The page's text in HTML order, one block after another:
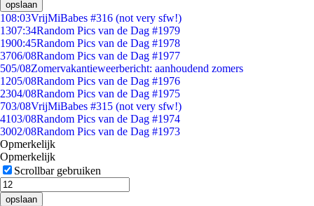
opslaan
108:03VrijMiBabes #316 (not very sfw!)
1307:34Random Pics van de Dag #1979
1900:45Random Pics van de Dag #1978
3706/08Random Pics van de Dag #1977
505/08Zomervakantieweerbericht: aanhoudend zomers
1205/08Random Pics van de Dag #1976
2304/08Random Pics van de Dag #1975
703/08VrijMiBabes #315 (not very sfw!)
4103/08Random Pics van de Dag #1974
3002/08Random Pics van de Dag #1973
Opmerkelijk
Opmerkelijk
Scrollbar gebruiken
opslaan